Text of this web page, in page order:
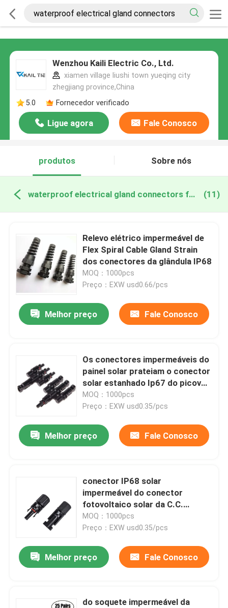
Wenzhou Kaili Electric Co., Ltd.
xiamen village liushi town yueqing city
zhegjiang province,China
5.0
Fornecedor verificado
Ligue agora Fale Conosco
produtos Sobre nós
waterproof electrical gland connectors fabricação online (11)
Relevo elétrico impermeável de
Flex Spiral Cable Gland Strain
dos conectores da glândula IP68
MOQ：1000pcs
Preço：EXW usd0.66/pcs
Melhor preço Fale Conosco
Os conectores impermeáveis do
painel solar prateiam o conector
solar estanhado Ip67 do picovolt
do cabo de cobre
MOQ：1000pcs
Preço：EXW usd0.35/pcs
Melhor preço Fale Conosco
conector IP68 solar
impermeável do conector
fotovoltaico solar da C.C.
picovolt de 1000V 45A
MOQ：1000pcs
Preço：EXW usd0.35/pcs
Melhor preço Fale Conosco
do soquete impermeável da